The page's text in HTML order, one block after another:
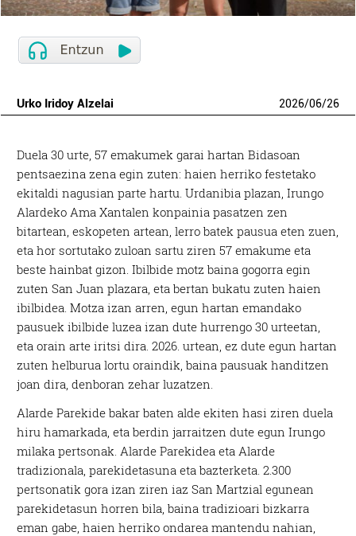
Urko Iridoy Alzelai 2026/06/26
Duela 30 urte, 57 emakumek garai hartan Bidasoan
pentsaezina zena egin zuten: haien herriko festetako
ekitaldi nagusian parte hartu. Urdanibia plazan, Irungo
Alardeko Ama Xantalen konpainia pasatzen zen
bitartean, eskopeten artean, lerro batek pausua eten zuen,
eta hor sortutako zuloan sartu ziren 57 emakume eta
beste hainbat gizon. Ibilbide motz baina gogorra egin
zuten San Juan plazara, eta bertan bukatu zuten haien
ibilbidea. Motza izan arren, egun hartan emandako
pausuek ibilbide luzea izan dute hurrengo 30 urteetan,
eta orain arte iritsi dira. 2026. urtean, ez dute egun hartan
zuten helburua lortu oraindik, baina pausuak handitzen
joan dira, denboran zehar luzatzen.
Alarde Parekide bakar baten alde ekiten hasi ziren duela
hiru hamarkada, eta berdin jarraitzen dute egun Irungo
milaka pertsonak. Alarde Parekidea eta Alarde
tradizionala, parekidetasuna eta bazterketa. 2.300
pertsonatik gora izan ziren iaz San Martzial egunean
parekidetasun horren bila, baina tradizioari bizkarra
eman gabe, haien herriko ondarea mantendu nahian,